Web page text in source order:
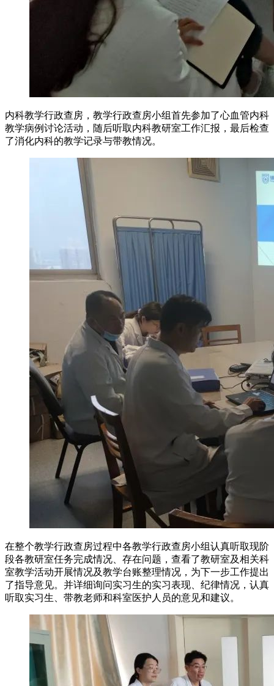
内科教学行政查房，教学行政查房小组首先参加了心血管内科
教学病例讨论活动，随后听取内科教研室工作汇报，最后检查
了消化内科的教学记录与带教情况。
在整个教学行政查房过程中各教学行政查房小组认真听取现阶
段各教研室任务完成情况、存在问题，查看了教研室及相关科
室教学活动开展情况及教学台账整理情况，为下一步工作提出
了指导意见。并详细询问实习生的实习表现、纪律情况，认真
听取实习生、带教老师和科室医护人员的意见和建议。